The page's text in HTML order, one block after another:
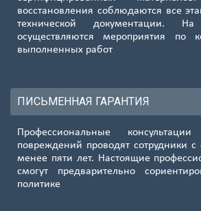
восстановления соблюдаются все
технической документации.
осуществляются мероприятия по
выполненных работ
ПИСЬМЕННАЯ ГАРАНТИЯ
Профессиональные
повреждений проводят сотрудники
менее пяти лет. Настоящие
смогут предварительно
политике